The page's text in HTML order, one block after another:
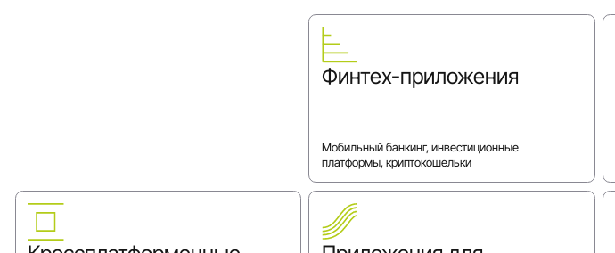
Финтех-приложения
Мобильный банкинг, инвестиционные
платформы, криптокошельки